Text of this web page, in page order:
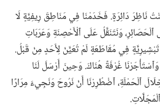
نَاظِرَ دَائِرَةٍ.‏ فَخَدَمْنَا فِي مَنَاطِقَ رِيفِيَّةٍ لَا
ٱلْحَصَائِرِ،‏ وَنَتَنَقَّلُ عَلَى ٱلْأَحْصِنَةِ وَعَرَبَاتِ
فِي مُقَاطَعَةٍ لَمْ تُعَيَّنْ لِأَحَدٍ مِنْ قَبْلُ.‏
وَٱسْتَأْجَرْنَا غُرْفَةً هُنَاكَ.‏ وَحِينَ أَرْسَلَ لَنَا
لِنُوَزِّعَهَا خِلَالَ ٱلْحَمْلَةِ،‏ ٱضْطُرِرْنَا أَنْ نَرُوحَ وَنَجِيءَ مِرَارًا